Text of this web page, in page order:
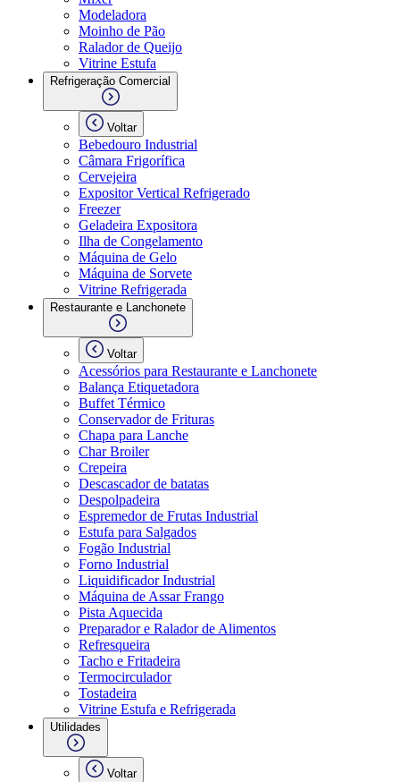
Modeladora
Moinho de Pão
Ralador de Queijo
Vitrine Estufa
Refrigeração Comercial
Voltar
Bebedouro Industrial
Câmara Frigorífica
Cervejeira
Expositor Vertical Refrigerado
Freezer
Geladeira Expositora
Ilha de Congelamento
Máquina de Gelo
Máquina de Sorvete
Vitrine Refrigerada
Restaurante e Lanchonete
Voltar
Acessórios para Restaurante e Lanchonete
Balança Etiquetadora
Buffet Térmico
Conservador de Frituras
Chapa para Lanche
Char Broiler
Crepeira
Descascador de batatas
Despolpadeira
Espremedor de Frutas Industrial
Estufa para Salgados
Fogão Industrial
Forno Industrial
Liquidificador Industrial
Máquina de Assar Frango
Pista Aquecida
Preparador e Ralador de Alimentos
Refresqueira
Tacho e Fritadeira
Termocirculador
Tostadeira
Vitrine Estufa e Refrigerada
Utilidades
Voltar